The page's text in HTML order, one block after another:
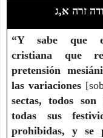
זרה א,ג
“Y sabe que
cristiana que
pretensión
las variaciones
sectas, todos
todas sus
prohibidas, y se